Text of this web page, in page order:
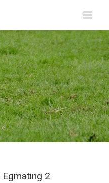
Egmating 2